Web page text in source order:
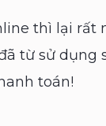
thì lại rất
từ sử dụng
toán!